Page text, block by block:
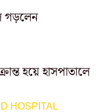
গড়লেন
হয়ে হাসপাতালে
HOSPITAL